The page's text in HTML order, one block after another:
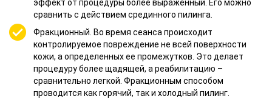
эффект от процедуры более выраженный. Его можно
сравнить с действием срединного пилинга.
Фракционный. Во время сеанса происходит
контролируемое повреждение не всей поверхности
кожи, а определенных ее промежутков. Это делает
процедуру более щадящей, а реабилитацию –
сравнительно легкой. Фракционным способом
проводится как горячий, так и холодный пилинг.